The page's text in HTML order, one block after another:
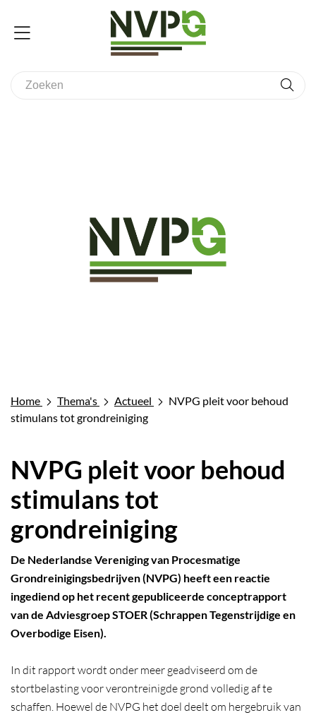
Home Thema's Actueel
NVPG pleit voor behoud
stimulans tot grondreiniging
NVPG pleit voor behoud
stimulans tot
grondreiniging
De Nederlandse Vereniging van Procesmatige
Grondreinigingsbedrijven (NVPG) heeft een reactie
ingediend op het recent gepubliceerde conceptrapport
van de Adviesgroep STOER (Schrappen Tegenstrijdige en
Overbodige Eisen).
In dit rapport wordt onder meer geadviseerd om de
stortbelasting voor verontreinigde grond volledig af te
schaffen. Hoewel de NVPG het doel deelt om hergebruik van